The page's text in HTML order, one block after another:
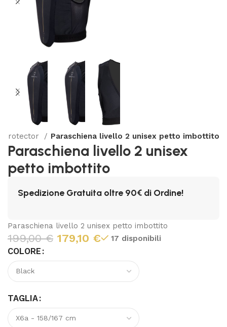
Protector Paraschiena livello 2 unisex petto imbottito
Paraschiena livello 2 unisex
petto imbottito
Spedizione Gratuita oltre 90€ di Ordine!
Paraschiena livello 2 unisex petto imbottito
199,00€ 179,10 € 17 disponibili
COLORE
TAGLIA